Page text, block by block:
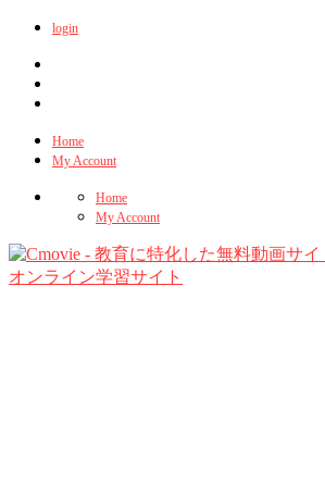
login
Home
My Account
Home
My Account